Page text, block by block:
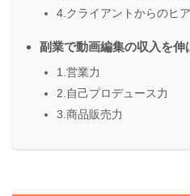
4.クライアントからのヒ
副業で動画編集の収入を
1.営業力
2.自己プロデュース力
3.商品販売力